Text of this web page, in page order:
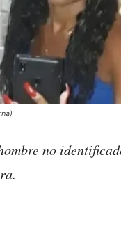
no